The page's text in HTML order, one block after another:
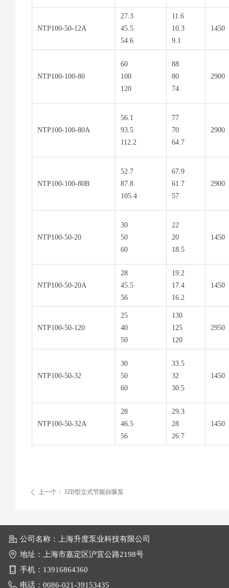
ꄴ 上一个： JZB型立式节能自吸泵
NTP100-50-12A
27.3
45.5
54.6
11.6
10.3
9.1
1450
NTP100-100-80
60
100
120
88
80
74
2900
NTP100-100-80A
56.1
93.5
112.2
77
70
64.7
2900
NTP100-100-80B
52.7
87.8
105.4
67.9
61.7
57
2900
NTP100-50-20
30
50
60
22
20
18.5
1450
NTP100-50-20A
28
45.5
56
19.2
17.4
16.2
1450
NTP100-50-120
25
40
50
130
125
120
2950
NTP100-50-32
30
50
60
33.5
32
30.5
1450
NTP100-50-32A
28
46.5
56
29.3
28
26.7
1450
公司名称：
上海升度泵业科技有限公司
地址：
上海市嘉定区沪宜公路2198号
手机： 13916864360
电话：0086-021-39153435